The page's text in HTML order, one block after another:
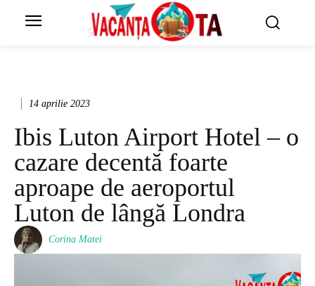
Corina Matei
14 aprilie 2023
Ibis Luton Airport Hotel – o
cazare decentă foarte
aproape de aeroportul
Luton de lângă Londra